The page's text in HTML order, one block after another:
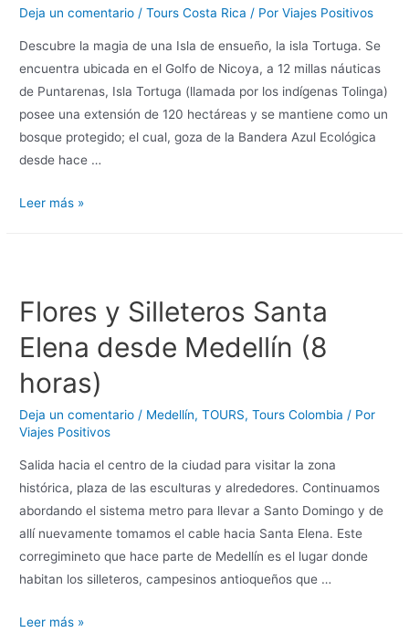
Deja un comentario /Tours Costa Rica / PorViajes Positivos
Descubre la magia de una Isla de ensueño, la isla Tortuga. Se
encuentra ubicada en el Golfo de Nicoya, a 12 millas náuticas
de Puntarenas, Isla Tortuga (llamada por los indígenas Tolinga)
posee una extensión de 120 hectáreas y se mantiene como un
bosque protegido; el cual, goza de la Bandera Azul Ecológica
desde hace …
Leer más »
Flores y Silleteros Santa
Elena desde Medellín (8
horas)
Deja un comentario / Medellín,TOURS,Tours Colombia / Por
Viajes Positivos
Salida hacia el centro de la ciudad para visitar la zona
histórica, plaza de las esculturas y alrededores. Continuamos
abordando el sistema metro para llevar a Santo Domingo y de
allí nuevamente tomamos el cable hacia Santa Elena. Este
corregimineto que hace parte de Medellín es el lugar donde
habitan los silleteros, campesinos antioqueños que …
Leer más »